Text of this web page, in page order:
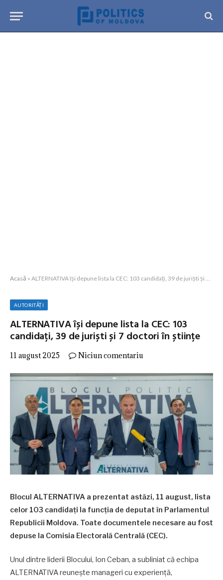
Acasă » ALTERNATIVA își depune lista la CEC: 103 candidați, 39 de juriști și 7 doctori în științe
AUTORITĂȚI
ALTERNATIVA își depune lista la CEC: 103
candidați, 39 de juriști și 7 doctori în științe
11 august 2025 Niciun comentariu
Blocul ALTERNATIVA a prezentat astăzi, 11 august, lista
celor 103 candidați la funcția de deputat în Parlamentul
Republicii Moldova. Toate documentele necesare au fost
depuse la Comisia Electorală Centrală (CEC).
Unul dintre liderii Blocului, Ion Ceban, a subliniat că echipa
ALTERNATIVA reunește manageri cu experiență,